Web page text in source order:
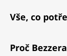
Vše, co
Proč